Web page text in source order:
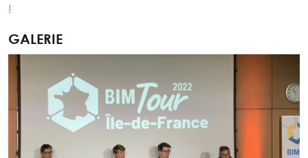
!
GALERIE
Image